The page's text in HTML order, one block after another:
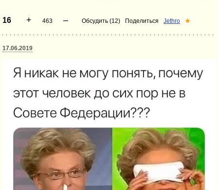
16 + 463 – Обсудить (12) Поделиться Jethro ★
17.06.2019